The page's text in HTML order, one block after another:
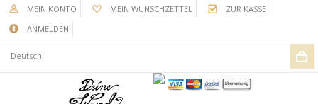
MEIN KONTO MEIN WUNSCHZETTEL
ZUR KASSE
ANMELDEN
Deutsch